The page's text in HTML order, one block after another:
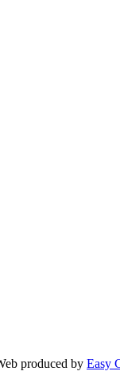
produced by Easy